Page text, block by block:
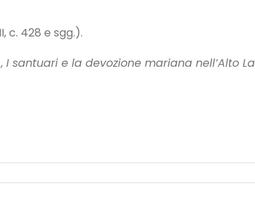
c. 428 e sgg.).
I santuari e la devozione mariana nell’Alto